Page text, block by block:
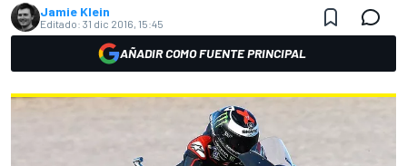
Jamie Klein
Editado: 31 dic 2016, 15:45
AÑADIR COMO FUENTE PRINCIPAL